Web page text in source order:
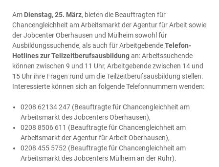
Am Dienstag, 25. März, bieten die Beauftragten für
Chancengleichheit am Arbeitsmarkt der Agentur für Arbeit sowie
der Jobcenter Oberhausen und Mülheim sowohl für
Ausbildungssuchende, als auch für ArbeitgebendeTelefon-
Hotlines zur Teilzeitberufsausbildungan: Arbeitssuchende
können zwischen 9 und 11 Uhr, Arbeitgebende zwischen 14 und
15 Uhr ihre Fragen rund um die Teilzeitberufsausbildung stellen.
Interessierte können sich an folgende Telefonnummern wenden:
0208 62134 247 (Beauftragte für Chancengleichheit am
Arbeitsmarkt des Jobcenters Oberhausen),
0208 8506 611 (Beauftragte für Chancengleichheit am
Arbeitsmarkt der Agentur für Arbeit Oberhausen),
0208 455 5752 (Beauftragte für Chancengleichheit am
Arbeitsmarkt des Jobcenters Mülheim an der Ruhr).